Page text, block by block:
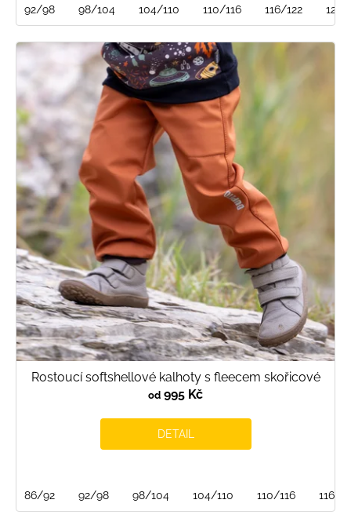
92/98 98/104 104/110 110/116 116/122 122/
Rostoucí softshellové kalhoty s fleecem skořicové
od 995 Kč
DETAIL
86/92 92/98 98/104 104/110 110/116 116/